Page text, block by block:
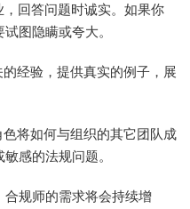
回答问题时诚实。如果你
图隐瞒或夸大。
经验，提供真实的例子，展
将如何与组织的其它团队成
感的法规问题。
规师的需求将会持续增